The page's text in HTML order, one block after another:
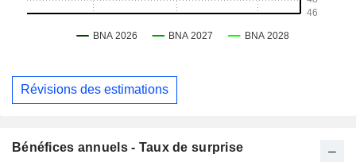
Révisions des estimations
Bénéfices annuels - Taux de surprise